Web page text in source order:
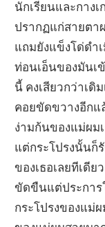
นักเรียนและกาง
ปรากฏแก่สายตา
แถมยังแข็งโด่ดำ
ท่อนเอ็นของมันเ
นี้ คงเสียวกว่าเดิ
คอยขัดขวางอีกแ
ง่ามก้นของแม่ผม
แต่กระโปรงนั้นก็
ของเธอเลยทีเดี
ขัดขืนแต่ประการ
กระโปรงของแม่